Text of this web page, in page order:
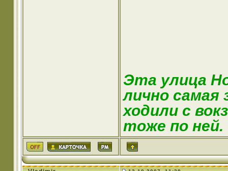
Эта улица
лично самая
ходили с
тоже по ней.